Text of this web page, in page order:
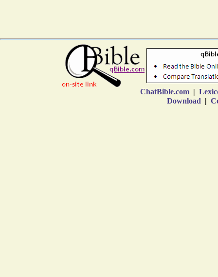
ChatBible.com |
Download |